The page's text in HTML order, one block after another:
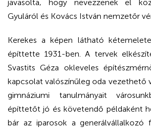
javasolta, hogy nevezzenek el
Gyuláról és Kovács István nemzetőr
Kerekes a képen látható
építtette 1931-ben. A tervek
Svastits Géza okleveles
kapcsolat valószínűleg oda vezethető
gimnáziumi tanulmányait
építtetőt jó és követendő példaként
bár az iparosok a generálvállalkozó